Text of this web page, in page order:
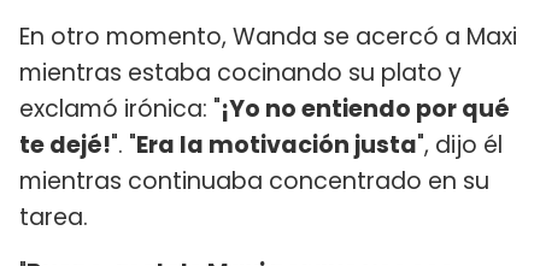
En otro momento, Wanda se acercó a Maxi
mientras estaba cocinando su plato y
exclamó irónica: "¡Yo no entiendo por qué
te dejé!". "Era la motivación justa", dijo él
mientras continuaba concentrado en su
tarea.